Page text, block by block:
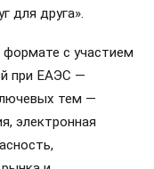
для друга».
с участием
при ЕАЭС —
тем —
электронная